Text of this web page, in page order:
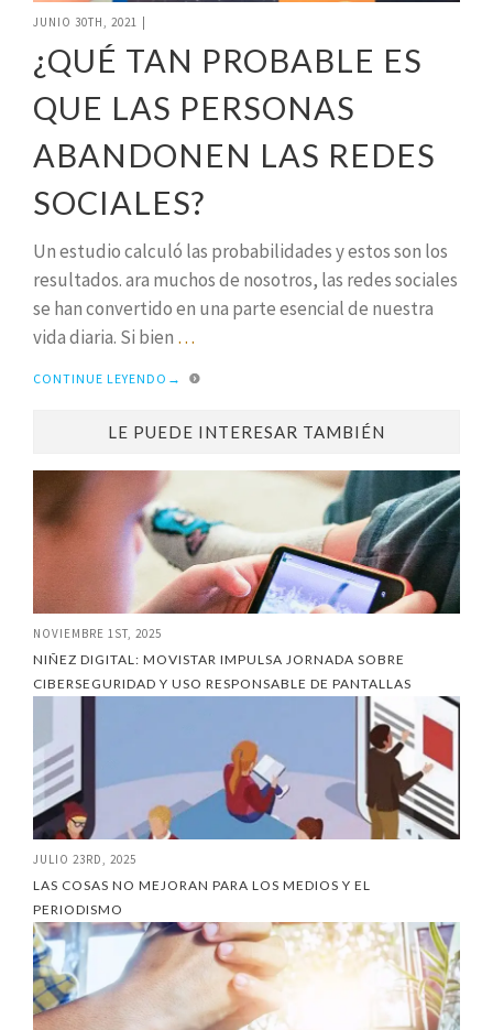
JUNIO 30TH, 2021
¿QUÉ TAN PROBABLE ES
QUE LAS PERSONAS
ABANDONEN LAS REDES
SOCIALES?
Un estudio calculó las probabilidades y estos son los
resultados. ara muchos de nosotros, las redes sociales
se han convertido en una parte esencial de nuestra
vida diaria. Si bien …
CONTINUE LEYENDO →
LE PUEDE INTERESAR TAMBIÉN
NOVIEMBRE 1ST, 2025
NIÑEZ DIGITAL: MOVISTAR IMPULSA JORNADA SOBRE
CIBERSEGURIDAD Y USO RESPONSABLE DE PANTALLAS
JULIO 23RD, 2025
LAS COSAS NO MEJORAN PARA LOS MEDIOS Y EL
PERIODISMO